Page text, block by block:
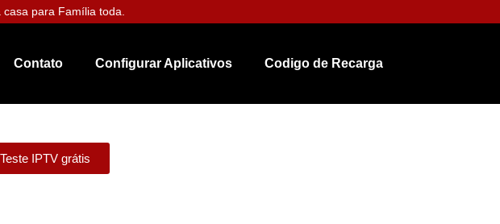
para Família toda.
Contato Configurar Aplicativos Codigo de Recarga
Teste IPTV grátis